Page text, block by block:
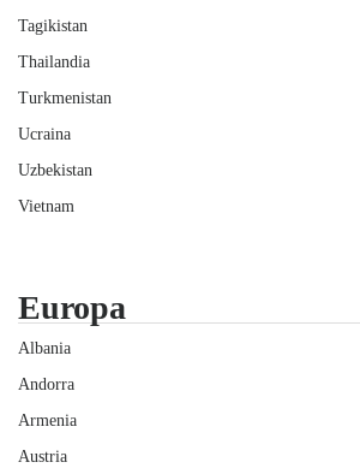
Tagikistan
Thailandia
Turkmenistan
Ucraina
Uzbekistan
Vietnam
Europa
Albania
Andorra
Armenia
Austria